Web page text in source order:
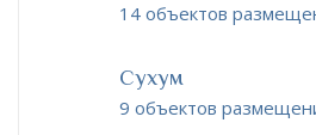
14 объектов
Сухум
9 объектов